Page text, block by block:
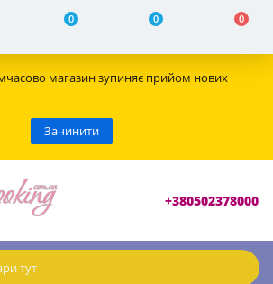
0 0 0
магазин зупиняє прийом нових
Зачинити
+380502378000